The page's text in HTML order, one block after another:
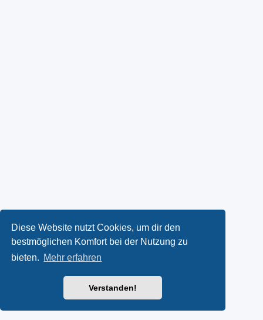
Diese Website nutzt Cookies, um dir den
bestmöglichen Komfort bei der Nutzung zu
bieten. Mehr erfahren
Verstanden!